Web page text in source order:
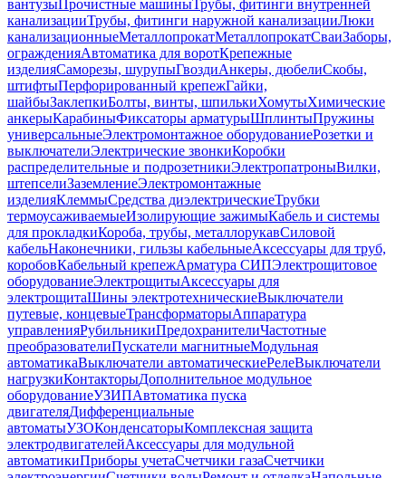
вантузыПрочистные машиныТрубы, фитинги внутренней
канализацииТрубы, фитинги наружной канализацииЛюки
канализационныеМеталлопрокатМеталлопрокатСваиЗаборы,
огражденияАвтоматика для воротКрепежные
изделияСаморезы, шурупыГвоздиАнкеры, дюбелиСкобы,
штифтыПерфорированный крепежГайки,
шайбыЗаклепкиБолты, винты, шпилькиХомутыХимические
анкерыКарабиныФиксаторы арматурыШплинтыПружины
универсальныеЭлектромонтажное оборудованиеРозетки и
выключателиЭлектрические звонкиКоробки
распределительные и подрозетникиЭлектропатроныВилки,
штепселиЗаземлениеЭлектромонтажные
изделияКлеммыСредства диэлектрическиеТрубки
термоусаживаемыеИзолирующие зажимыКабель и системы
для прокладкиКороба, трубы, металлорукавСиловой
кабельНаконечники, гильзы кабельныеАксессуары для труб,
коробовКабельный крепежАрматура СИПЭлектрощитовое
оборудованиеЭлектрощитыАксессуары для
электрощитаШины электротехническиеВыключатели
путевые, концевыеТрансформаторыАппаратура
управленияРубильникиПредохранителиЧастотные
преобразователиПускатели магнитныеМодульная
автоматикаВыключатели автоматическиеРелеВыключатели
нагрузкиКонтакторыДополнительное модульное
оборудованиеУЗИПАвтоматика пуска
двигателяДифференциальные
автоматыУЗОКонденсаторыКомплексная защита
электродвигателейАксессуары для модульной
автоматикиПриборы учетаСчетчики газаСчетчики